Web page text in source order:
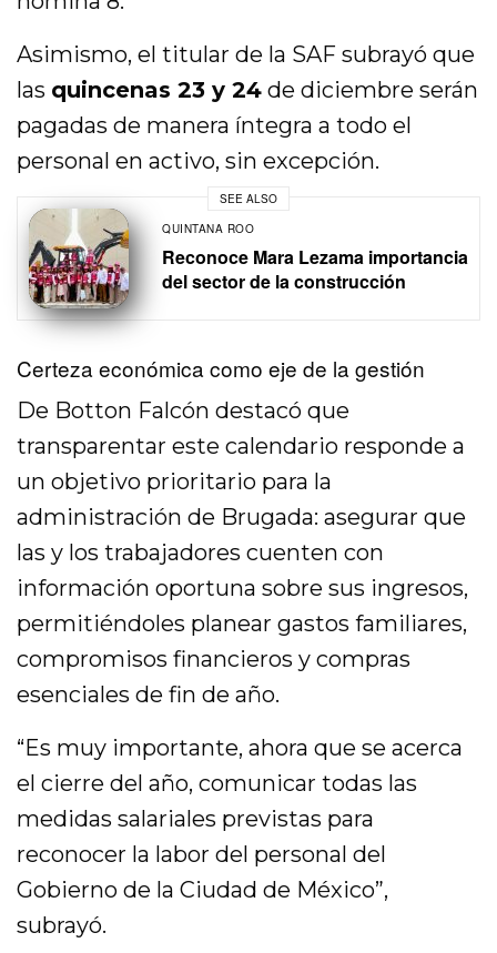
Asimismo, el titular de la SAF subrayó que
las quincenas 23 y 24 de diciembre serán
pagadas de manera íntegra a todo el
personal en activo, sin excepción.
SEE ALSO
QUINTANA ROO
Reconoce Mara Lezama importancia
del sector de la construcción
Certeza económica como eje de la gestión
De Botton Falcón destacó que
transparentar este calendario responde a
un objetivo prioritario para la
administración de Brugada: asegurar que
las y los trabajadores cuenten con
información oportuna sobre sus ingresos,
permitiéndoles planear gastos familiares,
compromisos financieros y compras
esenciales de fin de año.
“Es muy importante, ahora que se acerca
el cierre del año, comunicar todas las
medidas salariales previstas para
reconocer la labor del personal del
Gobierno de la Ciudad de México”,
subrayó.